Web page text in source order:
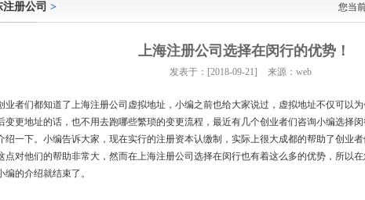
注册公司 > 您当
上海注册公司选择在闵行的优势！
发表于：[2018-09-21] 来源：web
业者们都知道了上海注册公司虚拟地址，小编之前也给大家说过，虚拟地址不仅可以
变更地址的话，也不用去跑哪些繁琐的变更流程，最近有几个创业者们咨询小编选择
绍一下。小编告诉大家，现在实行的注册资本认缴制，实际上很大成都的帮助了创业
点对他们的帮助非常大，然而在上海注册公司选择在闵行也有着这么多的优势，所以
编的介绍就结束了。